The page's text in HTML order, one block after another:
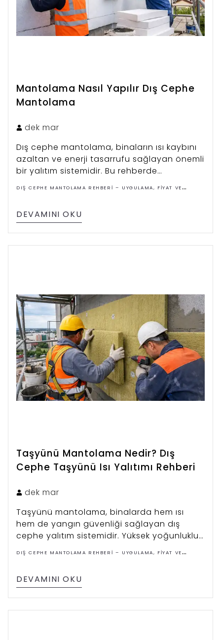
Mantolama Nasıl Yapılır Dış Cephe
Mantolama
dek mar
Dış cephe mantolama, binaların ısı kaybını
azaltan ve enerji tasarrufu sağlayan önemli
bir yalıtım sistemidir. Bu rehberde
mantolama nasıl yapılır, uygulama
aşamaları ve dikkat edilmesi gereken teknik
DIŞ CEPHE MANTOLAMA REHBERI – UYGULAMA, FIYAT VE
DEVAMINI OKU
Taşyünü Mantolama Nedir? Dış
Cephe Taşyünü Isı Yalıtımı Rehberi
dek mar
Taşyünü mantolama, binalarda hem ısı
hem de yangın güvenliği sağlayan dış
cephe yalıtım sistemidir. Yüksek yoğunluklu
mineral yün levhalar kullanılarak yapılan bu
sistem özellikle yüksek binalarda ve yangın
DIŞ CEPHE MANTOLAMA REHBERI – UYGULAMA, FIYAT VE
DEVAMINI OKU